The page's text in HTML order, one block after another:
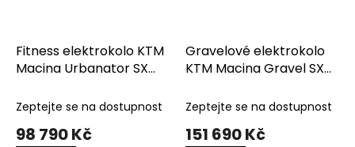
Fitness elektrokolo KTM
Macina Urbanator SX
(BLACK+AMBER)
Zeptejte se na dostupnost
98 790 Kč
Gravelové elektrokolo
KTM Macina Gravel SX
(Silver+Black)
Zeptejte se na dostupnost
151 690 Kč